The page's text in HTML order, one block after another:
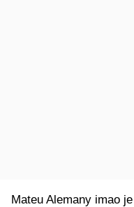
Mateu Alemany imao